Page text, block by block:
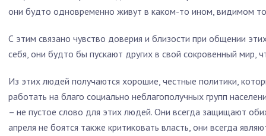
они будто одновременно живут в каком-то ином, видимом
С этим связано чувство доверия и близости при общении
себя, они будто бы пускают других в свой сокровенный мир,
Из этих людей получаются хорошие, честные политики,
работать на благо социально неблагополучных групп
– не пустое слово для этих людей. Они всегда защищают
апреля не боятся также критиковать власть, они всегда